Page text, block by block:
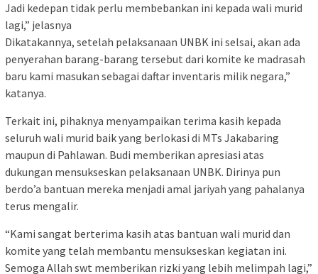
Jadi kedepan tidak perlu membebankan ini kepada wali murid
lagi,” jelasnya
Dikatakannya, setelah pelaksanaan UNBK ini selsai, akan ada
penyerahan barang-barang tersebut dari komite ke madrasah
baru kami masukan sebagai daftar inventaris milik negara,”
katanya.
Terkait ini, pihaknya menyampaikan terima kasih kepada
seluruh wali murid baik yang berlokasi di MTs Jakabaring
maupun di Pahlawan. Budi memberikan apresiasi atas
dukungan mensukseskan pelaksanaan UNBK. Dirinya pun
berdo’a bantuan mereka menjadi amal jariyah yang pahalanya
terus mengalir.
“Kami sangat berterima kasih atas bantuan wali murid dan
komite yang telah membantu mensukseskan kegiatan ini.
Semoga Allah swt memberikan rizki yang lebih melimpah lagi,”